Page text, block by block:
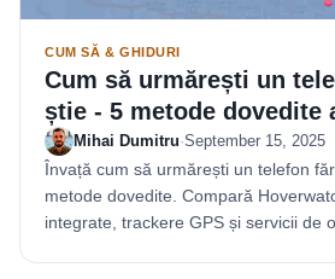
CUM SĂ & GHIDURI
Cum să urmărești un
știe - 5 metode dovedite
Mihai Dumitru·September 15, 2025
Învață cum să urmărești un telefon
metode dovedite. Compară
integrate, trackere GPS și servicii de